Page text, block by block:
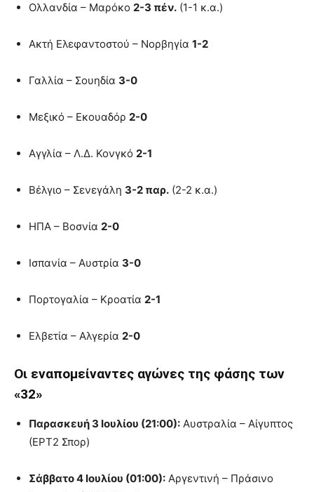
Ολλανδία – Μαρόκο 2-3 πέν. (1-1 κ.α.)
Ακτή Ελεφαντοστού – Νορβηγία 1-2
Γαλλία – Σουηδία 3-0
Μεξικό – Εκουαδόρ 2-0
Αγγλία – Λ.Δ. Κονγκό 2-1
Βέλγιο – Σενεγάλη 3-2 παρ. (2-2 κ.α.)
ΗΠΑ – Βοσνία 2-0
Ισπανία – Αυστρία 3-0
Πορτογαλία – Κροατία 2-1
Ελβετία – Αλγερία 2-0
Οι εναπομείναντες αγώνες της φάσης των
«32»
Παρασκευή 3 Ιουλίου (21:00): Αυστραλία – Αίγυπτος
(ΕΡΤ2 Σπορ)
Σάββατο 4 Ιουλίου (01:00): Αργεντινή – Πράσινο